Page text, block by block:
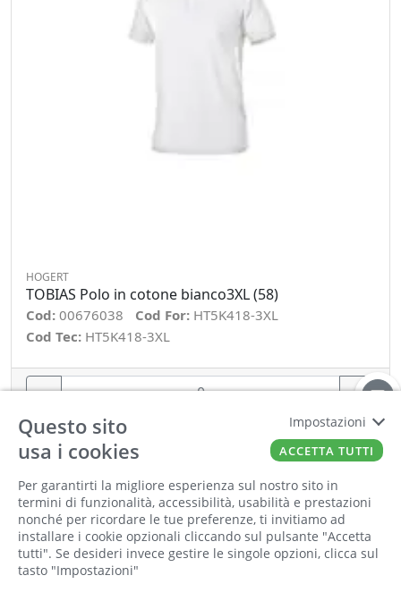
HOGERT
TOBIAS Polo in cotone bianco3XL (58)
Cod: 00676038 Cod For: HT5K418-3XL
Cod Tec: HT5K418-3XL
− +
Questo sito
usa i cookies
Per garantirti la migliore esperienza sul nostro sito in
termini di funzionalità, accessibilità, usabilità e prestazioni
nonché per ricordare le tue preferenze, ti invitiamo ad
installare i cookie opzionali cliccando sul pulsante "Accetta
tutti". Se desideri invece gestire le singole opzioni, clicca sul
tasto "Impostazioni"
Impostazioni
ACCETTA TUTTI